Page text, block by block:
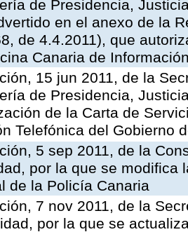
de Presidencia,
en el anexo de la
de 4.4.2011), que
Canaria de
15 jun 2011, de la
de Presidencia,
de la Carta de
Telefónica del Gobierno
5 sep 2011, de la
por la que se modifica
de la Policía Canaria
7 nov 2011, de la
por la que se